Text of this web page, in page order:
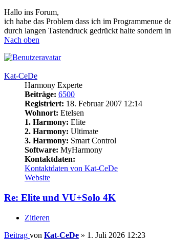
Hallo ins Forum,
ich habe das Problem dass ich im
durch langen Tastendruck gedrückt halte sondern
Nach oben
Kat-CeDe
Harmony Experte
Beiträge: 6500
Registriert: 18. Februar 2007 12:14
Wohnort: Etelsen
1. Harmony: Elite
2. Harmony: Ultimate
3. Harmony: Smart Control
Software: MyHarmony
Kontaktdaten:
Kontaktdaten von Kat-CeDe
Website
Re: Elite und VU+Solo 4K
Zitieren
Beitrag von Kat-CeDe » 1. Juli 2026 12:23